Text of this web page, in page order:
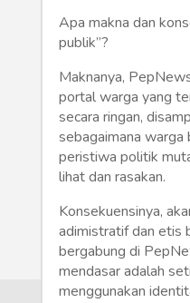
Gaya
Wisata
Wanita
Apa makna dan
publik”?
Maknanya,
portal warga yang
secara ringan,
sebagaimana
peristiwa politik
lihat dan rasakan.
Konsekuensinya,
adimistratif dan etis
bergabung di
mendasar adalah
menggunakan